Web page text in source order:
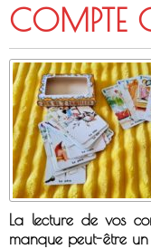
COMPTE
La lecture de vos
manque peut-être